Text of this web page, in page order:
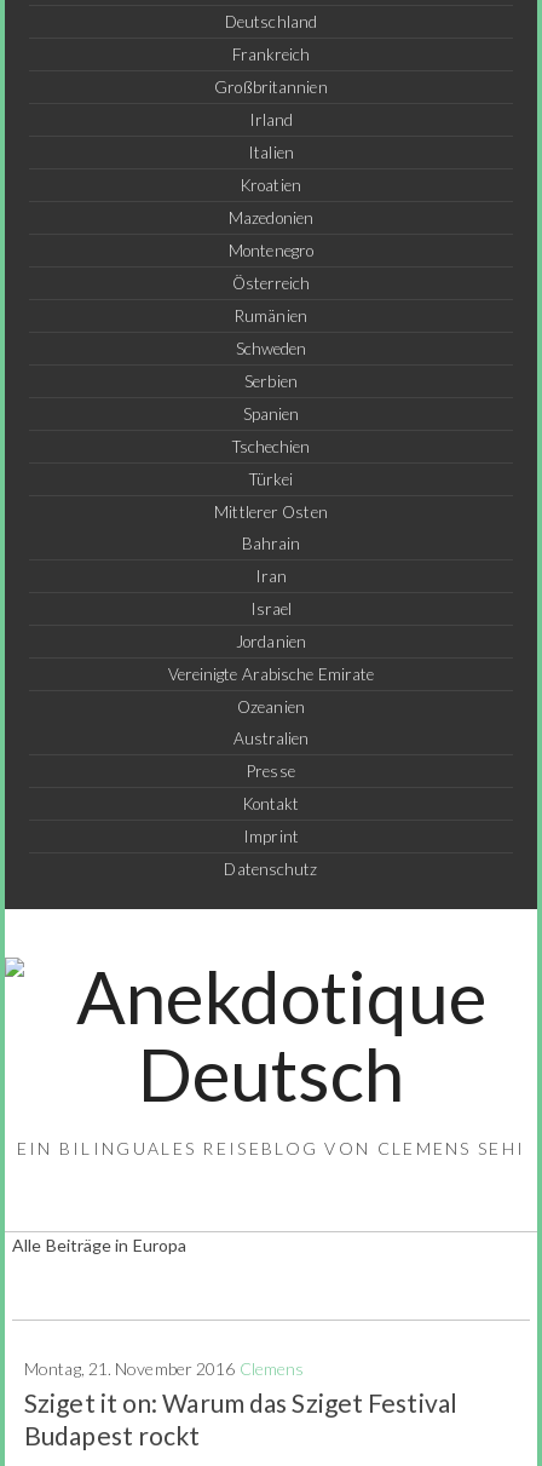
Deutschland
Frankreich
Großbritannien
Irland
Italien
Kroatien
Mazedonien
Montenegro
Österreich
Rumänien
Schweden
Serbien
Spanien
Tschechien
Türkei
Mittlerer Osten
Bahrain
Iran
Israel
Jordanien
Vereinigte Arabische Emirate
Ozeanien
Australien
Presse
Kontakt
Imprint
Datenschutz
EIN BILINGUALES REISEBLOG VON CLEMENS SEHI
Alle Beiträge in Europa
Montag, 21. November 2016 Clemens
Sziget it on: Warum das Sziget Festival
Budapest rockt